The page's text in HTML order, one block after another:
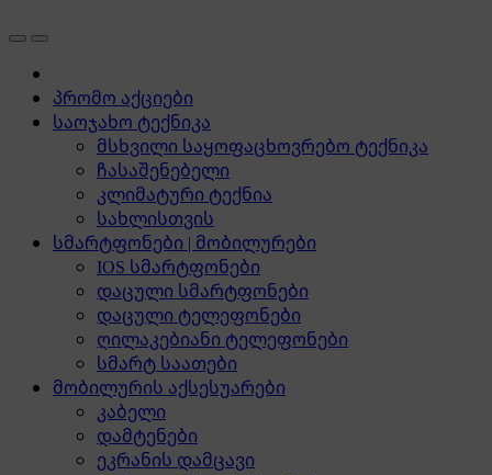
პრომო აქციები
საოჯახო ტექნიკა
მსხვილი საყოფაცხოვრებო ტექნიკა
ჩასაშენებელი
კლიმატური ტექნია
სახლისთვის
სმარტფონები | მობილურები
IOS სმარტფონები
დაცული სმარტფონები
დაცული ტელეფონები
ღილაკებიანი ტელეფონები
სმარტ საათები
მობილურის აქსესუარები
კაბელი
დამტენები
ეკრანის დამცავი